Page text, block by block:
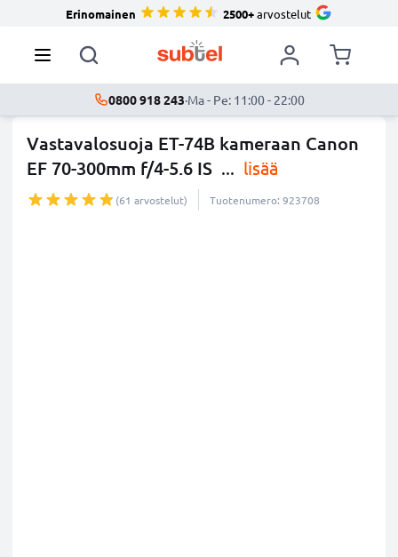
Erinomainen 2500+arvostelut
0800 918 243·Ma - Pe: 11:00 - 22:00
Vastavalosuoja ET-74B kameraan Canon
EF 70-300mm f/4-5.6 IS ... lisää
(61 arvostelut) Tuotenumero: 923708